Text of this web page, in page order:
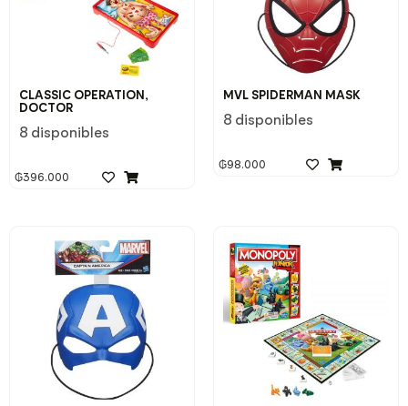
CLASSIC OPERATION,
DOCTOR
8 disponibles
₲396.000
MVL SPIDERMAN MASK
8 disponibles
₲98.000